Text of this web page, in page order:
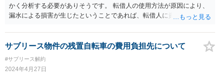
かく分析する必要がありそうです。 転借人の使用方法が原因により、
漏水による損害が生じたということであれば、転借人に責任があると
ょうか。 「賃貸人は、賃貸物の使用及び収益に必要な修繕をする義務
を負う。ただし、賃借人の責めに帰すべき事由によってその修繕が必
要となったときは、この限りでない。」（民法６０６条１項）と規定
され、賃借人に帰責性がなく、特約がない場合、賃貸人に修善義務が
サブリース物件の残置自転車の費用負担先について
#サブリース解約
2024年4月27日